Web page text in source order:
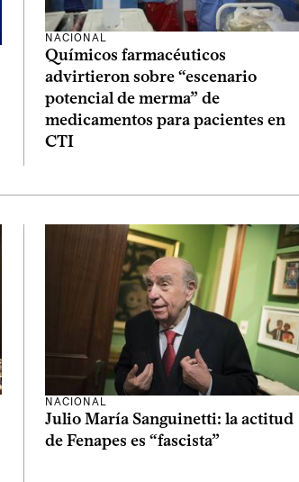
NACIONAL
Químicos farmacéuticos
advirtieron sobre “escenario
potencial de merma” de
medicamentos para pacientes en
CTI
NACIONAL
Julio María Sanguinetti: la actitud
de Fenapes es “fascista”